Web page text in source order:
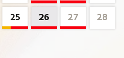
25 26 27
28